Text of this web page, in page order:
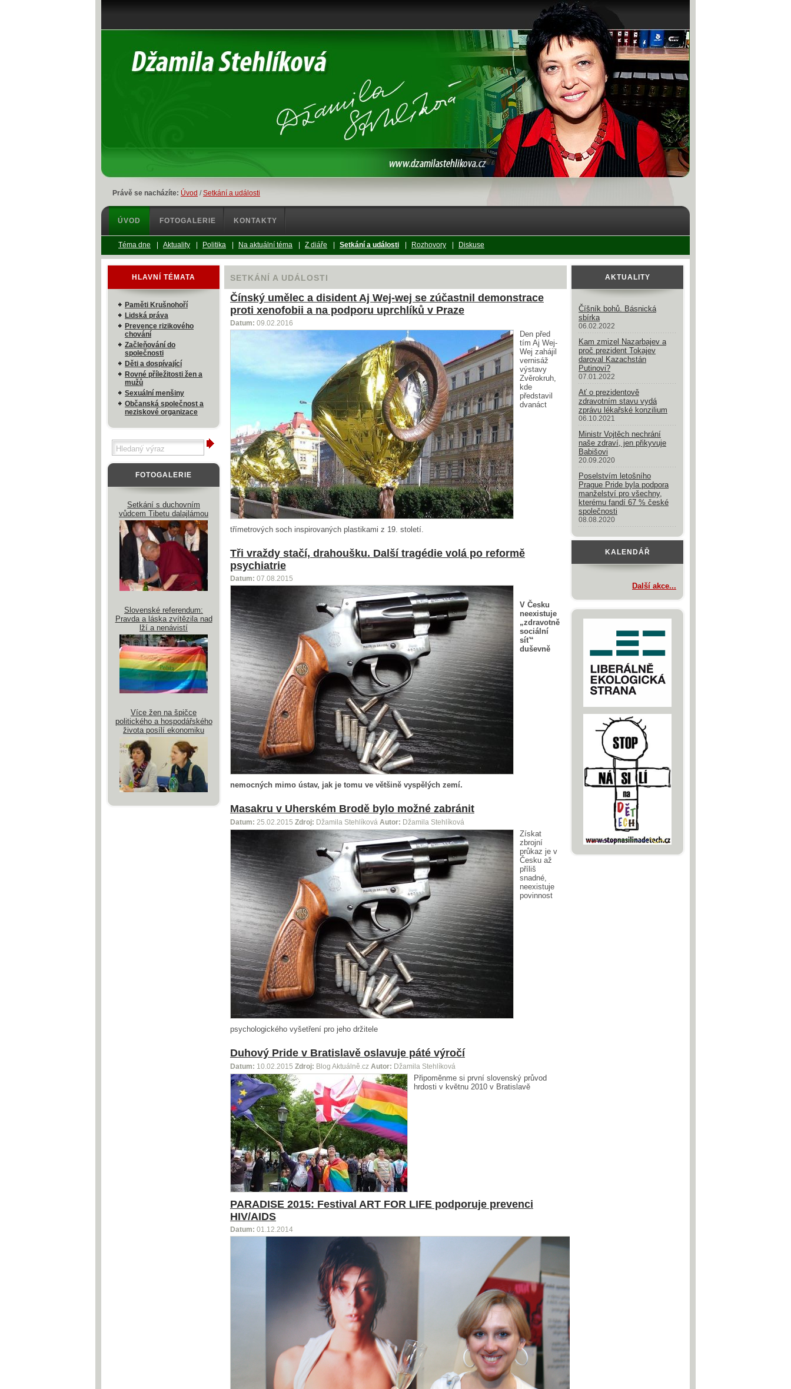
Právě se nacházíte: Úvod /Setkání a události
SETKÁNÍ A UDÁLOSTI
Čínský umělec a disident Aj Wej-wej se zúčastnil demonstrace
proti xenofobii a na podporu uprchlíků v Praze
Datum: 09.02.2016
Den před
tím Aj Wej-
Wej zahájil
vernisáž
výstavy
Zvěrokruh,
kde
představil
dvanáct
třímetrových soch inspirovaných plastikami z 19. století.
Tři vraždy stačí, drahoušku. Další tragédie volá po reformě
psychiatrie
Datum: 07.08.2015
V Česku
neexistuje
„zdravotně
sociální
síť“
duševně
nemocných mimo ústav, jak je tomu ve většině vyspělých zemí.
Masakru v Uherském Brodě bylo možné zabránit
Datum: 25.02.2015 Zdroj: Džamila Stehlíková Autor: Džamila Stehlíková
Získat
zbrojní
průkaz je v
Česku až
příliš
snadné,
neexistuje
povinnost
psychologického vyšetření pro jeho držitele
Duhový Pride v Bratislavě oslavuje páté výročí
Datum: 10.02.2015 Zdroj: Blog Aktuálně.cz Autor: Džamila Stehlíková
Připoměnme si první slovenský průvod
hrdosti v květnu 2010 v Bratislavě
PARADISE 2015: Festival ART FOR LIFE podporuje prevenci
HIV/AIDS
Datum: 01.12.2014
HLAVNÍ TÉMATA
Paměti Krušnohoří
Lidská práva
Prevence rizikového
chování
Začleňování do
společnosti
Děti a dospívající
Rovné příležitosti žen a
mužů
Sexuální menšiny
Občanská společnost a
neziskové organizace
FOTOGALERIE
Setkání s duchovním
vůdcem Tibetu dalajlámou
Slovenské referendum:
Pravda a láska zvítězila nad
lží a nenávistí
Více žen na špičce
politického a hospodářského
života posílí ekonomiku
AKTUALITY
Číšník bohů. Básnická
sbírka
06.02.2022
Kam zmizel Nazarbajev a
proč prezident Tokajev
daroval Kazachstán
Putinovi?
07.01.2022
Ať o prezidentově
zdravotním stavu vydá
zprávu lékařské konzilium
06.10.2021
Ministr Vojtěch nechrání
naše zdraví, jen přikyvuje
Babišovi
20.09.2020
Poselstvím letošního
Prague Pride byla podpora
manželství pro všechny,
kterému fandí 67 % české
společnosti
08.08.2020
KALENDÁŘ
Další akce...
ÚVOD FOTOGALERIE KONTAKTY
Téma dne Aktuality Politika Na aktuální téma Z diáře Setkání a události Rozhovory Diskuse